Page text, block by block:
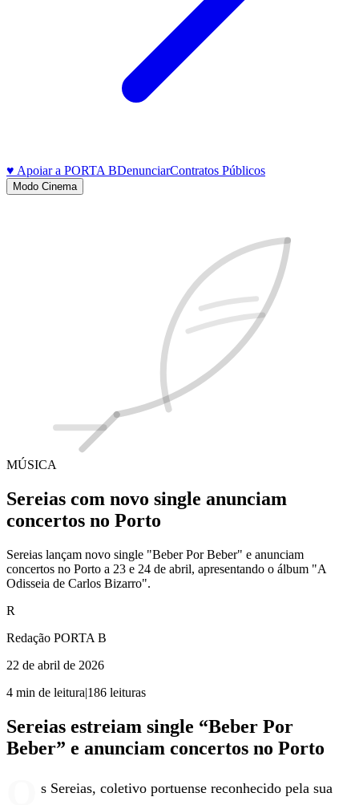
♥ Apoiar a PORTA BDenunciarContratos Públicos
Modo Cinema
MÚSICA
Sereias com novo single anunciam
concertos no Porto
Sereias lançam novo single "Beber Por Beber" e anunciam
concertos no Porto a 23 e 24 de abril, apresentando o álbum "A
Odisseia de Carlos Bizarro".
R
Redação PORTA B
22 de abril de 2026
4 min de leitura|186 leituras
Sereias estreiam single “Beber Por
Beber” e anunciam concertos no Porto
s Sereias, coletivo portuense reconhecido pela sua